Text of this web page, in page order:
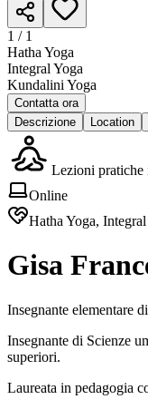
1 / 1
Hatha Yoga
Integral Yoga
Kundalini Yoga
Contatta ora
Descrizione
Location
Lezioni pratiche
Online
Hatha Yoga,
Gisa
Insegnante elementare
Insegnante di Scienze
superiori.
Laureata in pedagogia